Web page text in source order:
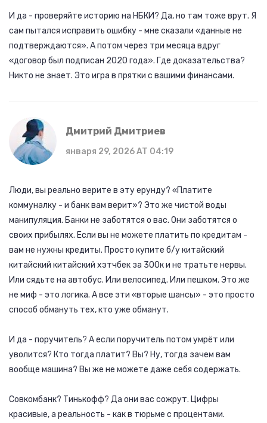
И да - проверяйте историю на НБКИ? Да, но там тоже врут. Я
сам пытался исправить ошибку - мне сказали «данные не
подтверждаются». А потом через три месяца вдруг
«договор был подписан 2020 года». Где доказательства?
Никто не знает. Это игра в прятки с вашими финансами.
Дмитрий Дмитриев
января 29, 2026 AT 04:19
Люди, вы реально верите в эту ерунду? «Платите
коммуналку - и банк вам верит»? Это же чистой воды
манипуляция. Банки не заботятся о вас. Они заботятся о
своих прибылях. Если вы не можете платить по кредитам -
вам не нужны кредиты. Просто купите б/у китайский
китайский китайский хэтчбек за 300к и не тратьте нервы.
Или сядьте на автобус. Или велосипед. Или пешком. Это же
не миф - это логика. А все эти «вторые шансы» - это просто
способ обмануть тех, кто уже обманут.
И да - поручитель? А если поручитель потом умрёт или
уволится? Кто тогда платит? Вы? Ну, тогда зачем вам
вообще машина? Вы же не можете даже себя содержать.
Совкомбанк? Тинькофф? Да они вас сожрут. Цифры
красивые, а реальность - как в тюрьме с процентами.